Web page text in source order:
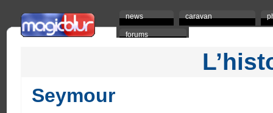
news caravan
forums
Seymour